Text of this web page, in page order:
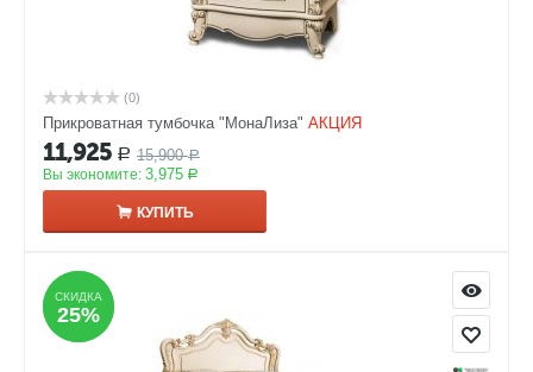
(0)
Прикроватная тумбочка "МонаЛиза" АКЦИЯ
11,925 Р 15,900 Р
Вы экономите: 3,975 Р
КУПИТЬ
СКИДКА
25%
СКИДКА
25%